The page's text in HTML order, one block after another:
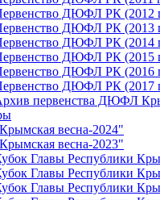
ДЮФЛ РК (2012
ДЮФЛ РК (2013
ДЮФЛ РК (2014
ДЮФЛ РК (2015
ДЮФЛ РК (2016
ДЮФЛ РК (2017
первенства ДЮФЛ
весна-2024"
весна-2023"
Главы Республики
Главы Республики
Главы Республики